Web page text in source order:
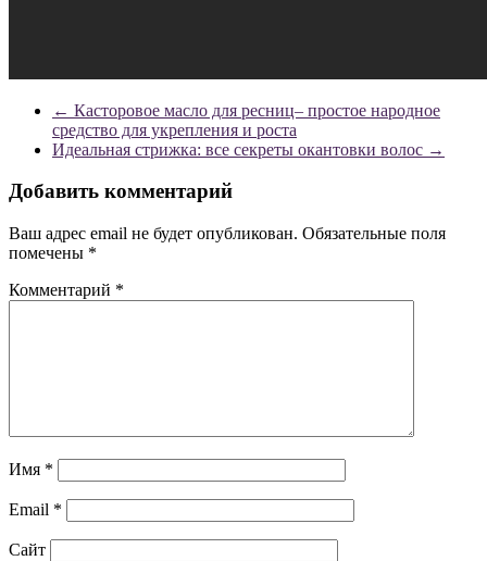
← Касторовое масло для ресниц– простое народное
средство для укрепления и роста
Идеальная стрижка: все секреты окантовки волос →
Добавить комментарий
Ваш адрес email не будет опубликован. Обязательные поля
помечены *
Комментарий *
Имя *
Email *
Сайт